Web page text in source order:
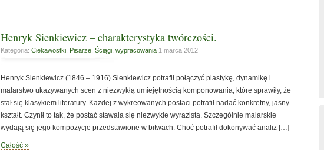
Henryk Sienkiewicz – charakterystyka twórczości.
Kategoria: Ciekawostki Pisarze Ściągi, wypracowania 1 marca 2012
Henryk Sienkiewicz (1846 – 1916) Sienkiewicz potrafił połączyć plastykę, dynamikę i
malarstwo ukazywanych scen z niezwykłą umiejętnością komponowania, które sprawiły, że
stał się klasykiem literatury. Każdej z wykreowanych postaci potrafił nadać konkretny, jasny
kształt. Czynił to tak, że postać stawała się niezwykle wyrazista. Szczególnie malarskie
wydają się jego kompozycje przedstawione w bitwach. Choć potrafił dokonywać analiz […]
Całość »